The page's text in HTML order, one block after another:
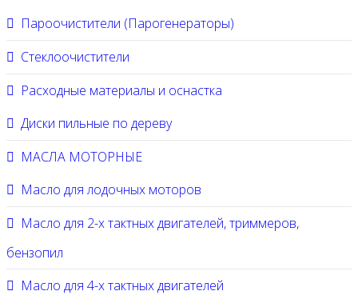
Пароочистители (Парогенераторы)
Стеклоочистители
Расходные материалы и оснастка
Диски пильные по дереву
МАСЛА МОТОРНЫЕ
Масло для лодочных моторов
Масло для 2-х тактных двигателей, триммеров,
бензопил
Масло для 4-х тактных двигателей